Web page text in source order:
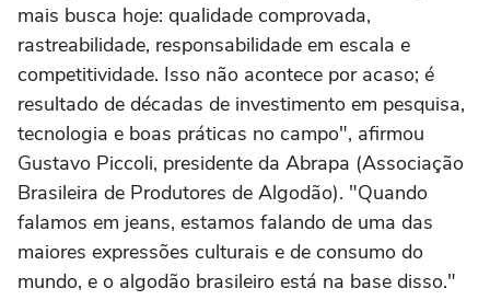
mais busca hoje: qualidade comprovada,
rastreabilidade, responsabilidade em escala e
competitividade. Isso não acontece por acaso; é
resultado de décadas de investimento em pesquisa,
tecnologia e boas práticas no campo", afirmou
Gustavo Piccoli, presidente da Abrapa (Associação
Brasileira de Produtores de Algodão). "Quando
falamos em jeans, estamos falando de uma das
maiores expressões culturais e de consumo do
mundo, e o algodão brasileiro está na base disso."